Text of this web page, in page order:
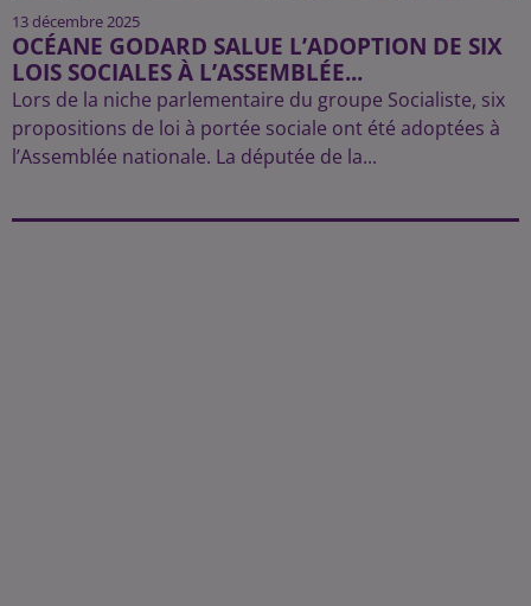
13 décembre 2025
OCÉANE GODARD SALUE L’ADOPTION DE SIX
LOIS SOCIALES À L’ASSEMBLÉE...
Lors de la niche parlementaire du groupe Socialiste, six
propositions de loi à portée sociale ont été adoptées à
l’Assemblée nationale. La députée de la...